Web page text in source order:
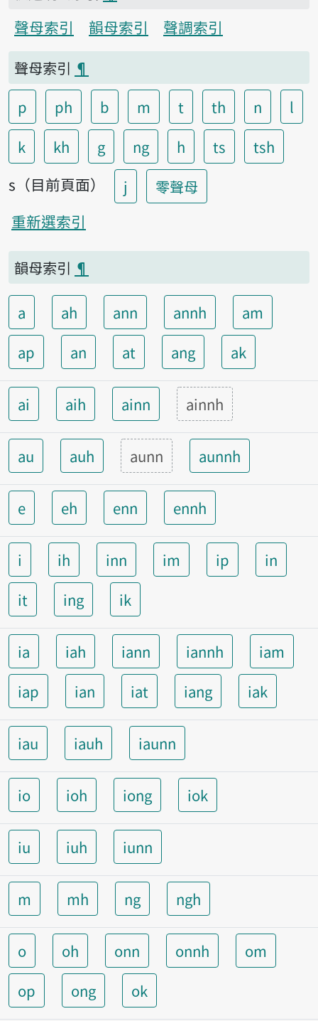
聲母索引
韻母索引
聲調索引
聲母索引 ¶
p
ph b m t th n
l
k
kh g ng h ts
tsh
s（目前頁面）
j
零聲母
重新選索引
韻母索引 ¶
a ah ann annh
am
ap
an at ang ak
ai aih ainn ainnh
au auh aunn aunnh
e eh enn ennh
i ih inn im ip
in
it
ing ik
ia iah iann iannh
iam
iap
ian iat iang iak
iau iauh iaunn
io ioh iong iok
iu iuh iunn
m mh ng ngh
o oh onn onnh
om
op
ong ok